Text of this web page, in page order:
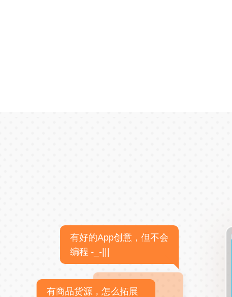
有好的App创意，但不会
编程 -_-|||
有商品货源，怎么拓展